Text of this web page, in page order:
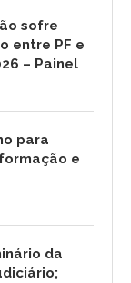
sofre
entre PF e
– Painel
para
e
da